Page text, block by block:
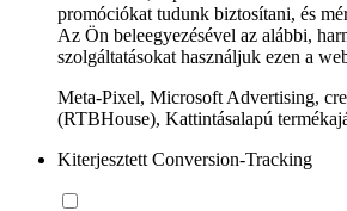
promóciókat tudunk biztosítani, és
Az Ön beleegyezésével az alábbi,
szolgáltatásokat használjuk ezen a
Meta-Pixel, Microsoft Advertising,
(RTBHouse), Kattintásalapú
Kiterjesztett Conversion-Tracking